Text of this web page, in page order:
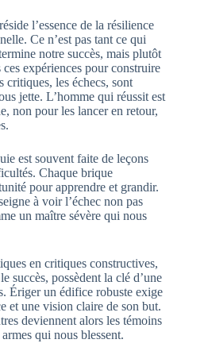
l’essence de la résilience
Ce n’est pas tant ce qui
notre succès, mais plutôt
expériences pour construire
critiques, les échecs, sont
jette. L’homme qui réussit est
non pour les lancer en retour,
est souvent faite de leçons
Chaque brique
pour apprendre et grandir.
à voir l’échec non pas
un maître sévère qui nous
en critiques constructives,
succès, possèdent la clé d’une
Ériger un édifice robuste exige
et une vision claire de son but.
deviennent alors les témoins
qui nous blessent.